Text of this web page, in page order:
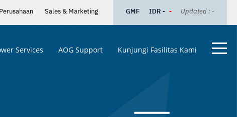
Sales & Marketing GMF IDR - - Updated : -
Services AOG Support Kunjungi Fasilitas Kami